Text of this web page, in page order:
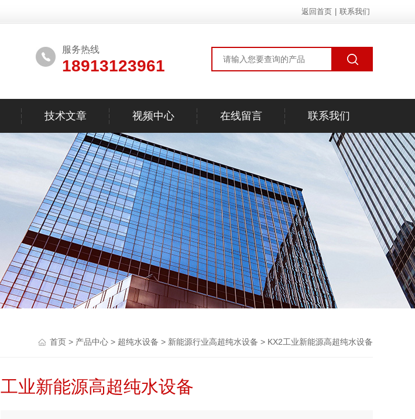
返回首页 联系我们
服务热线
18913123961
技术文章 视频中心 在线留言 联系我们
首页 > 产品中心 > 超纯水设备 > 新能源行业高超纯水设备 > KX2工业新能源高超纯水设备
工业新能源高超纯水设备